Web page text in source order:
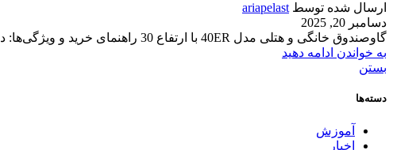
ارسال شده توسط ariapelast
دسامبر 20, 2025
گاوصندوق خانگی و هتلی مدل 40ER با ارتفاع 30 راهنمای خرید و ویژگی‌ها: در دنیای امروز، امنیت یکی از اصلی‌ترین دغدغه‌های هر فرد و کسب‌وک...
به خواندن ادامه دهید
بستن
دسته‌ها
آموزش
اخبار